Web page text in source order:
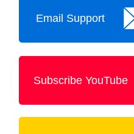
Email Support
Subscribe YouTube